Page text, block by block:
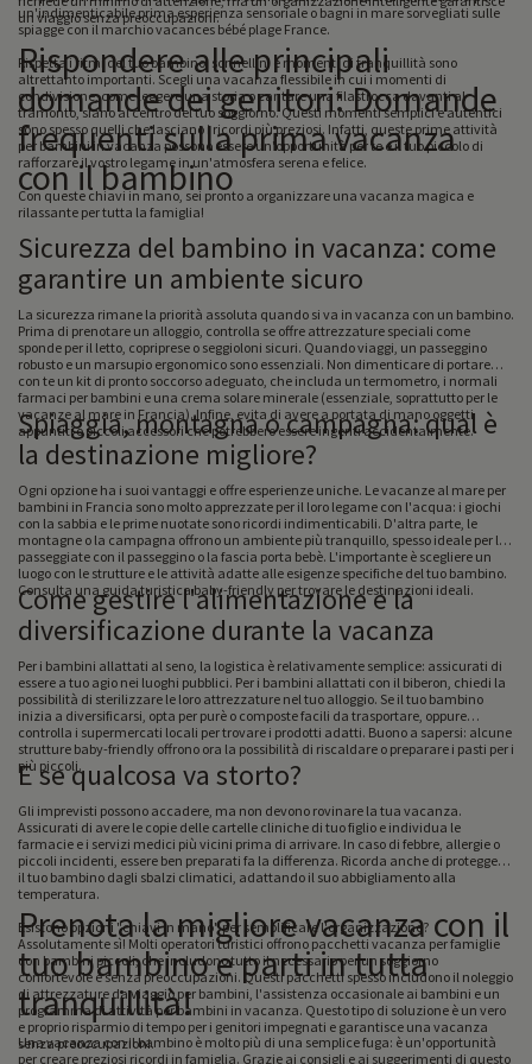
un viaggio senza preoccupazioni.
un'indimenticabile prima esperienza sensoriale o bagni in mare sorvegliati sulle
spiagge con il marchio vacances bébé plage France.
Rispetta i ritmi del tuo bambino: sonnellini e momenti di tranquillità sono
altrettanto importanti. Scegli una vacanza flessibile in cui i momenti di
condivisione, come leggere una storia o cantare una filastrocca davanti al
tramonto, siano al centro del tuo soggiorno. Questi momenti semplici e autentici
sono spesso quelli che lasciano i ricordi più preziosi. Infatti, queste prime attività
per bambini in vacanza possono essere un'opportunità per te e il tuo piccolo di
rafforzare il vostro legame in un'atmosfera serena e felice.
Con queste chiavi in mano, sei pronto a organizzare una vacanza magica e
rilassante per tutta la famiglia!
Rispondere alle principali
domande dei genitori: Domande
frequenti sulla prima vacanza
con il bambino
Sicurezza del bambino in vacanza: come
garantire un ambiente sicuro
La sicurezza rimane la priorità assoluta quando si va in vacanza con un bambino.
Prima di prenotare un alloggio, controlla se offre attrezzature speciali come
sponde per il letto, copriprese o seggioloni sicuri. Quando viaggi, un passeggino
robusto e un marsupio ergonomico sono essenziali. Non dimenticare di portare
con te un kit di pronto soccorso adeguato, che includa un termometro, i normali
farmaci per bambini e una crema solare minerale (essenziale, soprattutto per le
vacanze al mare in Francia). Infine, evita di avere a portata di mano oggetti
appuntiti o piccoli accessori che potrebbero essere ingeriti accidentalmente.
Spiaggia, montagna o campagna: qual è
la destinazione migliore?
Ogni opzione ha i suoi vantaggi e offre esperienze uniche. Le vacanze al mare per
bambini in Francia sono molto apprezzate per il loro legame con l'acqua: i giochi
con la sabbia e le prime nuotate sono ricordi indimenticabili. D'altra parte, le
montagne o la campagna offrono un ambiente più tranquillo, spesso ideale per le
passeggiate con il passeggino o la fascia porta bebè. L'importante è scegliere un
luogo con le strutture e le attività adatte alle esigenze specifiche del tuo bambino.
Consulta una guida turistica baby-friendly per trovare le destinazioni ideali.
Come gestire l'alimentazione e la
diversificazione durante la vacanza
Per i bambini allattati al seno, la logistica è relativamente semplice: assicurati di
essere a tuo agio nei luoghi pubblici. Per i bambini allattati con il biberon, chiedi la
possibilità di sterilizzare le loro attrezzature nel tuo alloggio. Se il tuo bambino
inizia a diversificarsi, opta per purè o composte facili da trasportare, oppure
controlla i supermercati locali per trovare i prodotti adatti. Buono a sapersi: alcune
strutture baby-friendly offrono ora la possibilità di riscaldare o preparare i pasti per i
più piccoli.
E se qualcosa va storto?
Gli imprevisti possono accadere, ma non devono rovinare la tua vacanza.
Assicurati di avere le copie delle cartelle cliniche di tuo figlio e individua le
farmacie e i servizi medici più vicini prima di arrivare. In caso di febbre, allergie o
piccoli incidenti, essere ben preparati fa la differenza. Ricorda anche di proteggere
il tuo bambino dagli sbalzi climatici, adattando il suo abbigliamento alla
temperatura.
Esistono opzioni "chiavi in mano" per semplificare l'organizzazione?
Assolutamente sì! Molti operatori turistici offrono pacchetti vacanza per famiglie
con bambini piccoli, che includono tutto il necessario per un soggiorno
confortevole e senza preoccupazioni. Questi pacchetti spesso includono il noleggio
di attrezzature da viaggio per bambini, l'assistenza occasionale ai bambini e un
programma di attività per bambini in vacanza. Questo tipo di soluzione è un vero
e proprio risparmio di tempo per i genitori impegnati e garantisce una vacanza
senza preoccupazioni.
Prenota la migliore vacanza con il
tuo bambino e parti in tutta
tranquillità!
Una vacanza con il bambino è molto più di una semplice fuga: è un'opportunità
per creare preziosi ricordi in famiglia. Grazie ai consigli e ai suggerimenti di questo